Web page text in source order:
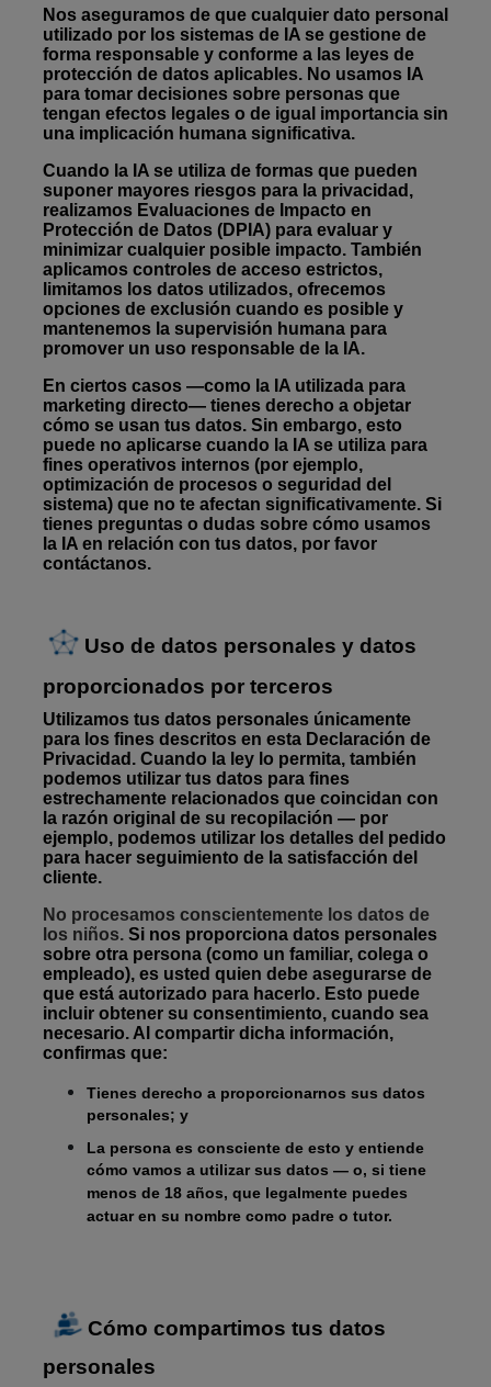
Nos aseguramos de que cualquier dato personal
utilizado por los sistemas de IA se gestione de
forma responsable y conforme a las leyes de
protección de datos aplicables. No usamos IA
para tomar decisiones sobre personas que
tengan efectos legales o de igual importancia sin
una implicación humana significativa.
Cuando la IA se utiliza de formas que pueden
suponer mayores riesgos para la privacidad,
realizamos Evaluaciones de Impacto en
Protección de Datos (DPIA) para evaluar y
minimizar cualquier posible impacto. También
aplicamos controles de acceso estrictos,
limitamos los datos utilizados, ofrecemos
opciones de exclusión cuando es posible y
mantenemos la supervisión humana para
promover un uso responsable de la IA.
En ciertos casos —como la IA utilizada para
marketing directo— tienes derecho a objetar
cómo se usan tus datos. Sin embargo, esto
puede no aplicarse cuando la IA se utiliza para
fines operativos internos (por ejemplo,
optimización de procesos o seguridad del
sistema) que no te afectan significativamente. Si
tienes preguntas o dudas sobre cómo usamos
la IA en relación con tus datos, por favor
contáctanos.
Uso de datos personales y datos
proporcionados por terceros
Utilizamos tus datos personales únicamente
para los fines descritos en esta Declaración de
Privacidad. Cuando la ley lo permita, también
podemos utilizar tus datos para fines
estrechamente relacionados que coincidan con
la razón original de su recopilación — por
ejemplo, podemos utilizar los detalles del pedido
para hacer seguimiento de la satisfacción del
cliente.
No procesamos conscientemente los datos de
los niños. Si nos proporciona datos personales
sobre otra persona (como un familiar, colega o
empleado), es usted quien debe asegurarse de
que está autorizado para hacerlo. Esto puede
incluir obtener su consentimiento, cuando sea
necesario. Al compartir dicha información,
confirmas que:
Tienes derecho a proporcionarnos sus datos
personales; y
La persona es consciente de esto y entiende
cómo vamos a utilizar sus datos — o, si tiene
menos de 18 años, que legalmente puedes
actuar en su nombre como padre o tutor.
Cómo compartimos tus datos
personales